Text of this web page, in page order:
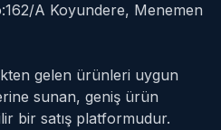
A Koyundere, Menemen
gelen ürünleri uygun
sunan, geniş ürün
bir satış platformudur.